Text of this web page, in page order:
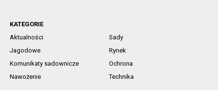
KATEGORIE
Aktualności
Sady
Jagodowe
Rynek
Komunikaty sadownicze
Ochrona
Nawożenie
Technika